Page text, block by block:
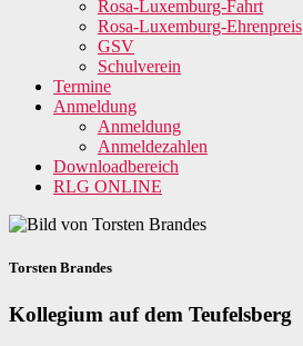
Rosa-Luxemburg-Fahrt
Rosa-Luxemburg-Ehrenpreis
GSV
Schulverein
Termine
Anmeldung
Anmeldung
Anmeldezahlen
Downloadbereich
RLG ONLINE
Torsten Brandes
Kollegium auf dem Teufelsberg